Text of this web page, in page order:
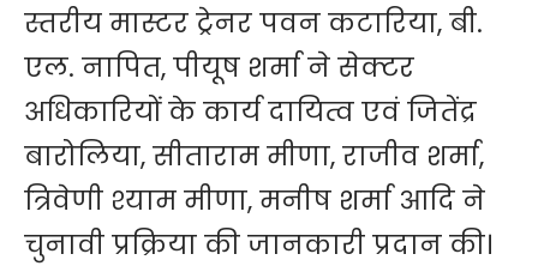
स्तरीय मास्टर ट्रेनर पवन कटारिया, बी.
एल. नापित, पीयूष शर्मा ने सेक्टर
अधिकारियों के कार्य दायित्व एवं जितेंद्र
बारोलिया, सीताराम मीणा, राजीव शर्मा,
त्रिवेणी श्याम मीणा, मनीष शर्मा आदि ने
चुनावी प्रक्रिया की जानकारी प्रदान की।